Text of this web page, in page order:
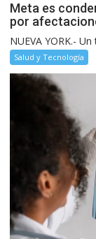
Meta es
por
NUEVA YORK.-
Salud y Tecnología